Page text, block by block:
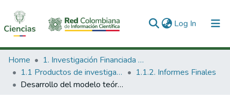
Log In (current)
Communities & Collections
All of DSpace
Home
1. Investigación Financiada con Recursos Públicos
1.1 Productos de investigación
1.1.2. Informes Finales
Desarrollo del modelo teórico para calcular las propiedades electrónicas de los sistemas nanoestructurados de Hg1-xCdxSe